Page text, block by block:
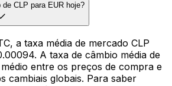
CLP para EUR hoje?
a taxa média de mercado CLP
A taxa de câmbio média de
entre os preços de compra e
cambiais globais. Para saber